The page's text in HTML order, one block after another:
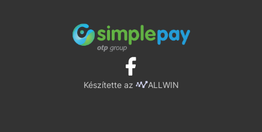
Készítette az ALLWIN